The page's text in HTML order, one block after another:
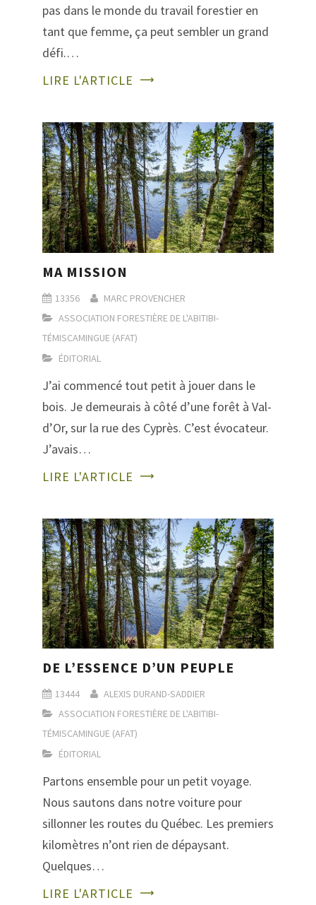
pas dans le monde du travail forestier en
tant que femme, ça peut sembler un grand
défi.…
LIRE L'ARTICLE
MA MISSION
13356
MARC PROVENCHER
ASSOCIATION FORESTIÈRE DE L'ABITIBI-
TÉMISCAMINGUE (AFAT)
ÉDITORIAL
J’ai commencé tout petit à jouer dans le
bois. Je demeurais à côté d’une forêt à Val-
d’Or, sur la rue des Cyprès. C’est évocateur.
J’avais…
LIRE L'ARTICLE
DE L’ESSENCE D’UN PEUPLE
13444
ALEXIS DURAND-SADDIER
ASSOCIATION FORESTIÈRE DE L'ABITIBI-
TÉMISCAMINGUE (AFAT)
ÉDITORIAL
Partons ensemble pour un petit voyage.
Nous sautons dans notre voiture pour
sillonner les routes du Québec. Les premiers
kilomètres n’ont rien de dépaysant.
Quelques…
LIRE L'ARTICLE